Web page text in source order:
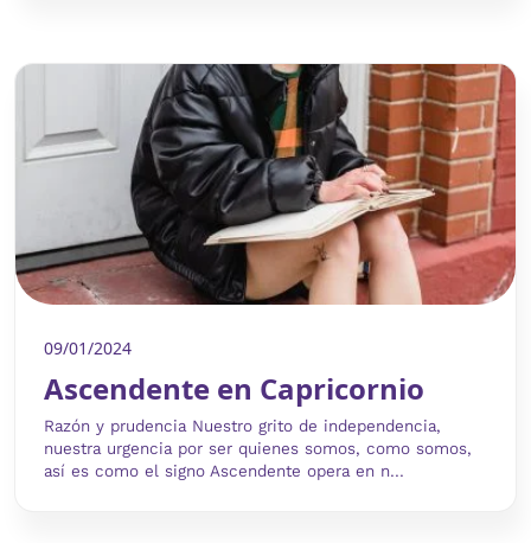
09/01/2024
Ascendente en Capricornio
Razón y prudencia Nuestro grito de independencia,
nuestra urgencia por ser quienes somos, como somos,
así es como el signo Ascendente opera en n...